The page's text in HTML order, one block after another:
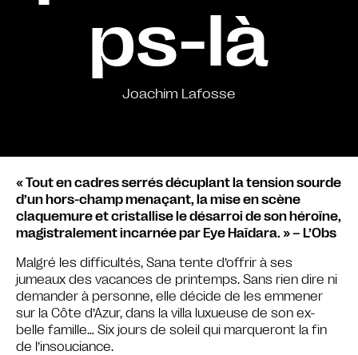
ps-là
Joachim Lafosse
« Tout en cadres serrés décuplant la tension sourde
d’un hors-champ menaçant, la mise en scène
claquemure et cristallise le désarroi de son héroïne,
magistralement incarnée par Eye Haïdara. » – L’Obs
Malgré les difficultés, Sana tente d’offrir à ses
jumeaux des vacances de printemps. Sans rien dire ni
demander à personne, elle décide de les emmener
sur la Côte d’Azur, dans la villa luxueuse de son ex-
belle famille… Six jours de soleil qui marqueront la fin
de l’insouciance.